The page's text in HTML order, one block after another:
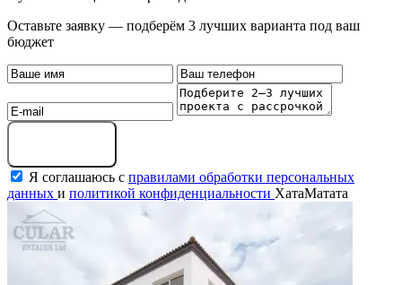
Оставьте заявку — подберём 3 лучших варианта под ваш
бюджет
Я соглашаюсь с правилами обработки персональных
данных и политикой конфиденциальности ХатаМатата